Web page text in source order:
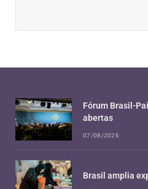
Fórum Brasil-
abertas
07/08/2026
Brasil amplia